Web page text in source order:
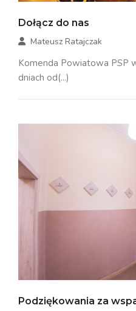
Dołącz do nas
Mateusz Ratajczak
Komenda Powiatowa PSP
dniach od(...)
Podziękowania za